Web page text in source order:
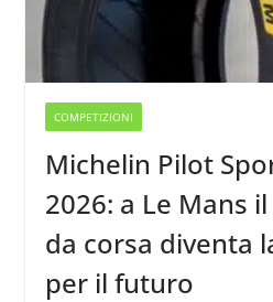
COMPETIZIONI
Michelin Pilot
2026: a Le Mans
da corsa diventa
per il futuro